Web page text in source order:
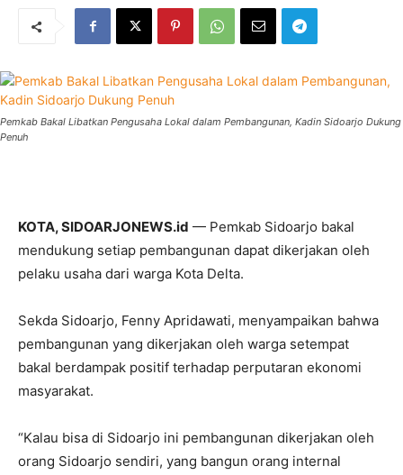
Pemkab Bakal Libatkan Pengusaha Lokal dalam Pembangunan, Kadin Sidoarjo Dukung
Penuh
KOTA, SIDOARJONEWS.id — Pemkab Sidoarjo bakal
mendukung setiap pembangunan dapat dikerjakan oleh
pelaku usaha dari warga Kota Delta.
Sekda Sidoarjo, Fenny Apridawati, menyampaikan bahwa
pembangunan yang dikerjakan oleh warga setempat
bakal berdampak positif terhadap perputaran ekonomi
masyarakat.
“Kalau bisa di Sidoarjo ini pembangunan dikerjakan oleh
orang Sidoarjo sendiri, yang bangun orang internal